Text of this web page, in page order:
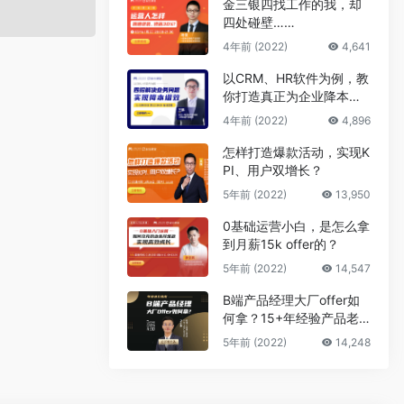
金三银四找工作的我，却
四处碰壁……
4年前 (2022) 4,641
以CRM、HR软件为例，教
你打造真正为企业降本增
效的B端产品
4年前 (2022) 4,896
怎样打造爆款活动，实现K
PI、用户双增长？
5年前 (2022) 13,950
0基础运营小白，是怎么拿
到月薪15k offer的？
5年前 (2022) 14,547
B端产品经理大厂offer如
何拿？15+年经验产品老
司机告诉你答案
5年前 (2022) 14,248